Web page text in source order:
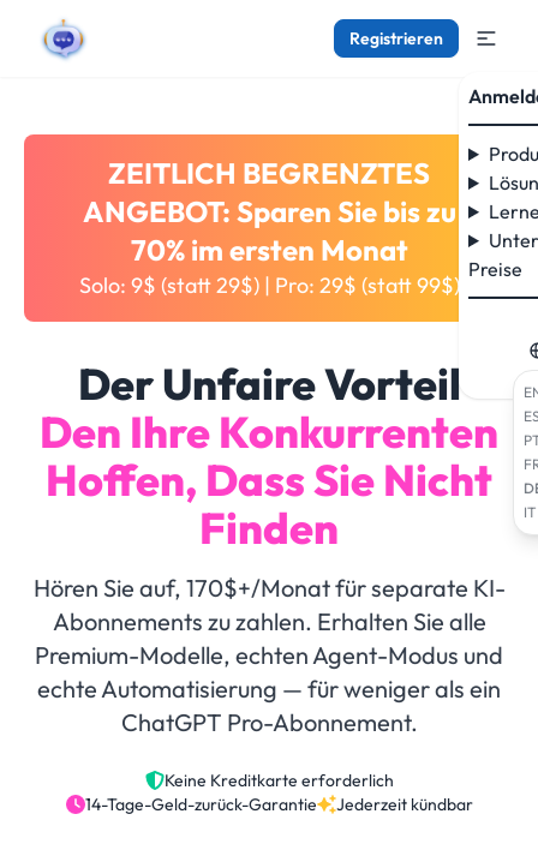
Registrieren
Preise
IT
ZEITLICH BEGRENZTES
ANGEBOT: Sparen Sie bis zu
70% im ersten Monat
Solo: 9$ (statt 29$) | Pro: 29$ (statt 99$)
Der Unfaire Vorteil
Den Ihre Konkurrenten
Hoffen, Dass Sie Nicht
Finden
Hören Sie auf, 170$+/Monat für separate KI-
Abonnements zu zahlen. Erhalten Sie alle
Premium-Modelle, echten Agent-Modus und
echte Automatisierung — für weniger als ein
ChatGPT Pro-Abonnement.
Keine Kreditkarte erforderlich
14-Tage-Geld-zurück-Garantie
Jederzeit kündbar